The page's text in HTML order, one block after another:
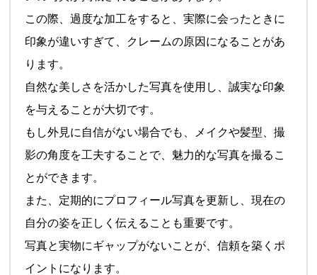
この際、過度な加工をすると、実際に会ったときに
印象が違いすぎて、クレームの原因になることがあ
ります。
自然な美しさを活かした写真を使用し、誠実な印象
を与えることが大切です。
もし外見に自信がない場合でも、メイクや髪型、撮
影の角度を工夫することで、魅力的な写真を撮るこ
とができます。
また、定期的にプロフィール写真を更新し、現在の
自分の姿を正しく伝えることも重要です。
写真と実物にギャップがないことが、信頼を築くポ
イントになります。